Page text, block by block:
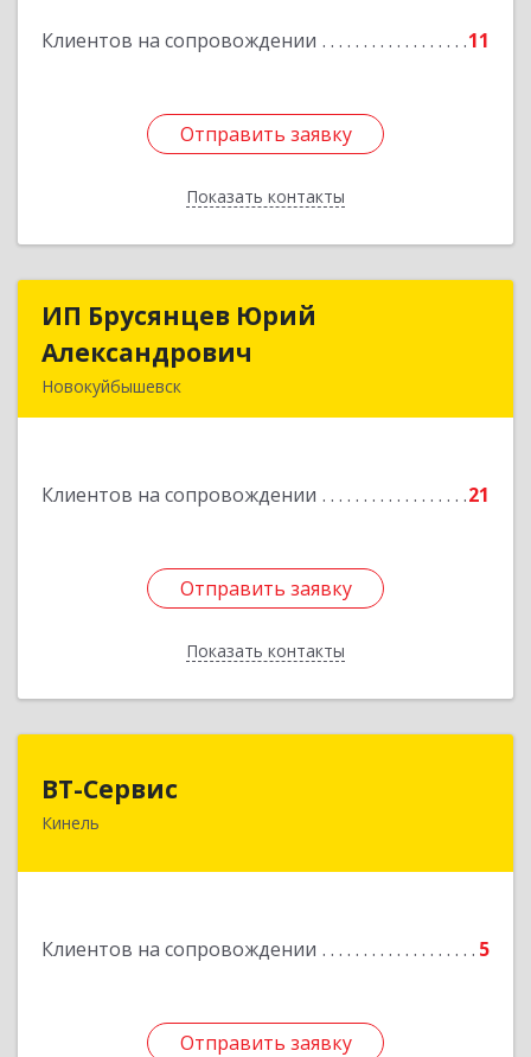
Клиентов на сопровождении 11
Отправить заявку
Показать контакты
Отправить заявку
Назад
ИП Брусянцев Юрий
Александрович
Новокуйбышевск
Клиентов на сопровождении 21
Отправить заявку
Показать контакты
ИП Брусянцев Юрий
Подробнее
Отправить заявку
Назад
ВТ-Сервис
Кинель
Клиентов на сопровождении 5
Отправить заявку
446436, Самарская обл, Кинель г, Маяковского
Отправить заявку